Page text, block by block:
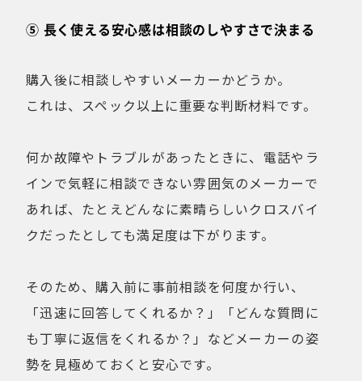
⑤ 長く使える安心感は相談のしやすさで決まる
購入後に相談しやすいメーカーかどうか。
これは、スペック以上に重要な判断材料です。
何か故障やトラブルがあったときに、電話やラ
インで気軽に相談できない雰囲気のメーカーで
あれば、たとえどんなに素晴らしいクロスバイ
クだったとしても満足度は下がります。
そのため、購入前に事前相談を何度か行い、
「迅速に回答してくれるか？」「どんな質問に
も丁寧に返信をくれるか？」などメーカーの姿
勢を見極めておくと安心です。